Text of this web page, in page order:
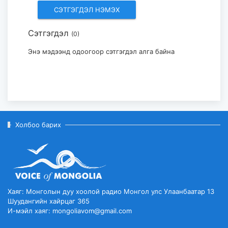
2026-08-03
Их Британи дахь аялан тогло...
Сэтгэгдэл (0)
Энэ мэдээнд одоогоор сэтгэгдэл алга байна
Холбоо барих
Хаяг: Монголын дуу хоолой радио Монгол улс Улаанбаатар 13
Шуудангийн хайрцаг 365
И-мэйл хаяг: mongoliavom@gmail.com